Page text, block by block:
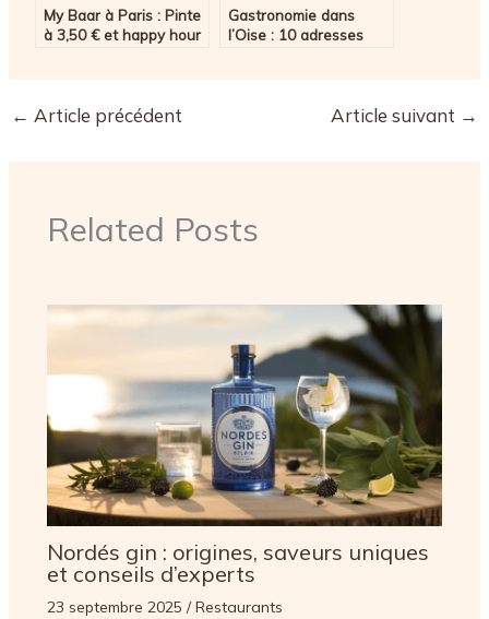
My Baar à Paris : Pinte
à 3,50 € et happy hour
Gastronomie dans
l’Oise : 10 adresses
← Article précédent Article suivant →
Related Posts
Nordés gin : origines, saveurs uniques
et conseils d’experts
23 septembre 2025 /Restaurants